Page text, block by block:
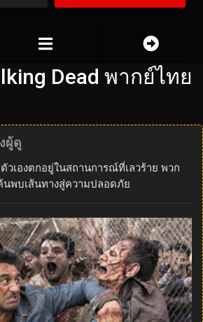
Dead พากย์ไทย
ผู้ดู
วเองตกอยู่ในสถานการณ์ที่เลวร้าย พวก
นพบเส้นทางสู่ความปลอดภัย